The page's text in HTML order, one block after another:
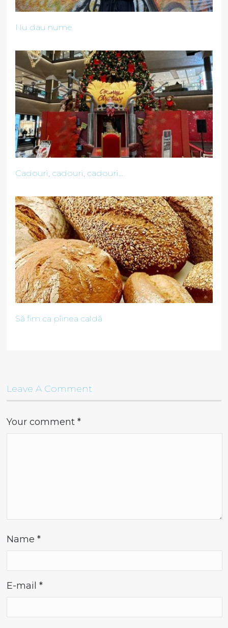
Nu dau nume
Cadouri, cadouri, cadouri...
Să fim ca pîinea caldă
Leave A Comment
Your comment*
Name*
E-mail*